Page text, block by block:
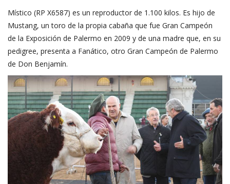
Místico (RP X6587) es un reproductor de 1.100 kilos. Es hijo de
Mustang, un toro de la propia cabaña que fue Gran Campeón
de la Exposición de Palermo en 2009 y de una madre que, en su
pedigree, presenta a Fanático, otro Gran Campeón de Palermo
de Don Benjamín.